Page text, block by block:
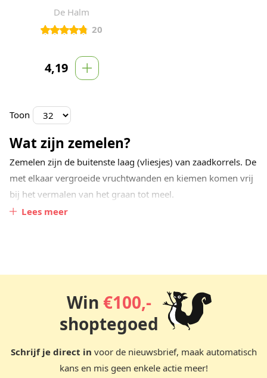
500 gram
De Halm
20
4,19
Toon
Wat zijn zemelen?
Zemelen zijn de buitenste laag (vliesjes) van zaadkorrels. De
met elkaar vergroeide vruchtwanden en kiemen komen vrij
bij het vermalen van het graan tot meel.
te voegen aan uw maaltijd. Kies bijvoorbeeld voor
gemakkelijke manier door zemelen te mengen met yoghurt
of pap bij het ontbijt, door de karnemelk of ’s avonds door
de soep of de puree. Ook zijn zemelen een uitstekende
vervanger van bindmiddel of paneermeel.
Lees meer
Win €100,-
shoptegoed
Schrijf je direct in voor de nieuwsbrief, maak automatisch
kans en mis geen enkele actie meer!